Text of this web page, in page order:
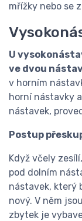
mřížky nebo se
U
ve dvou
v horním
horní nástavky
nástavek,
Postup
Když včely
pod dolním
nástavek, který
nový. V něm
zbytek je